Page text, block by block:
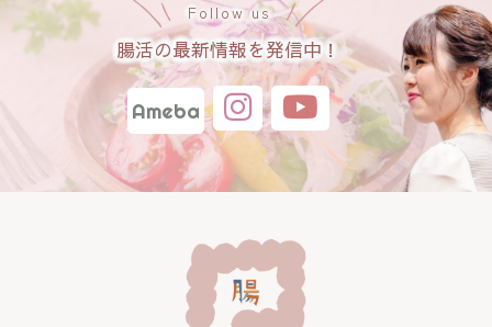
Follow us
腸活の最新情報を発信中！
Ameba